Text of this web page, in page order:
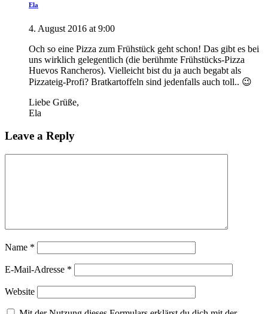
Ela
4. August 2016 at 9:00
Och so eine Pizza zum Frühstück geht schon! Das gibt es bei
uns wirklich gelegentlich (die berühmte Frühstücks-Pizza
Huevos Rancheros). Vielleicht bist du ja auch begabt als
Pizzateig-Profi? Bratkartoffeln sind jedenfalls auch toll.. 😉
Liebe Grüße,
Ela
Leave a Reply
Name *
E-Mail-Adresse *
Website